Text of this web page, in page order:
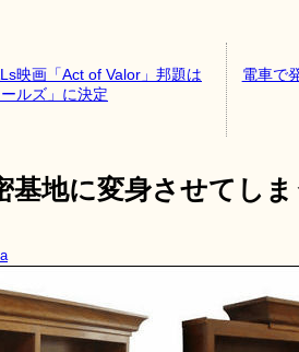
映画「Act of Valor」邦題は
ールズ」に決定
電車で
基地に変身させてし